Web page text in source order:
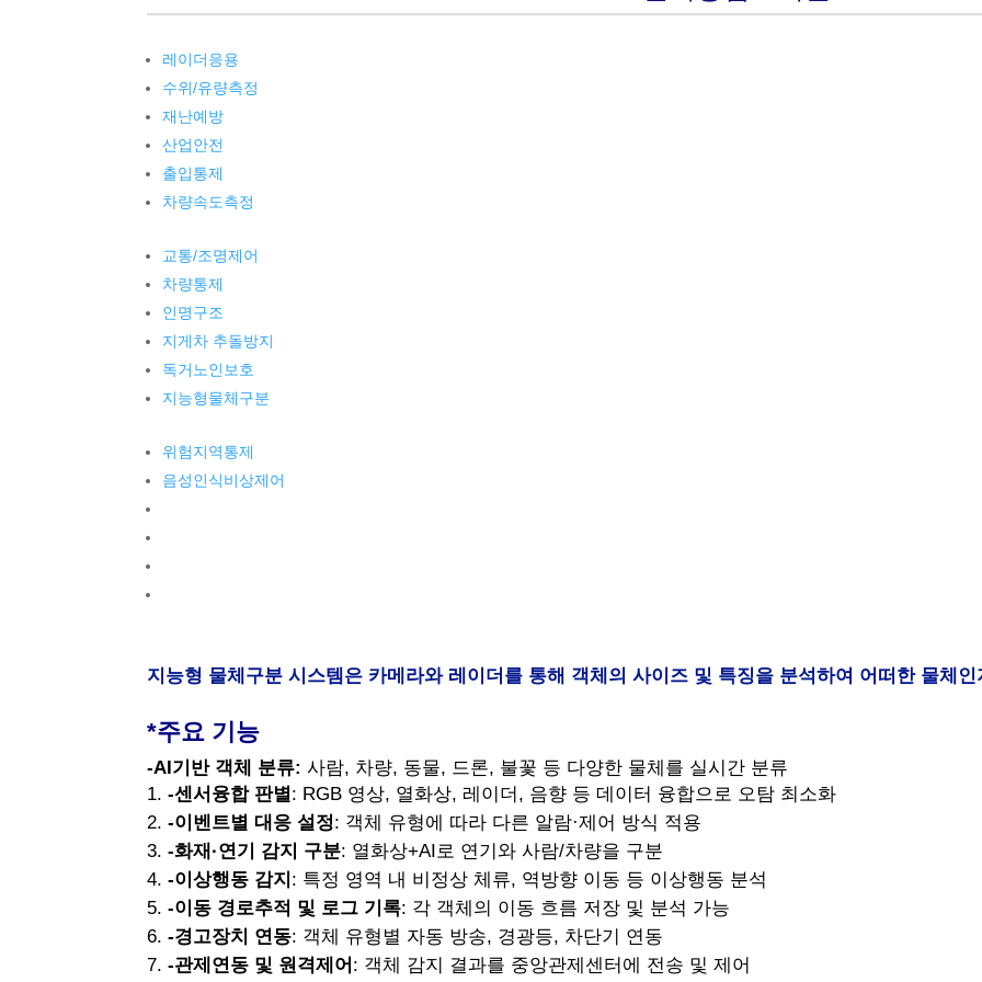
레이더응용
수위/유량측정
재난예방
산업안전
출입통제
차량속도측정
교통/조명제어
차량통제
인명구조
지게차 추돌방지
독거노인보호
지능형물체구분
위험지역통제
음성인식비상제어
지능형 물체구분 시스템은 카메라와 레이더를 통해 객체의 사이즈 및 특징을 분석하여 어떠한 물체
*주요 기능
-AI기반 객체 분류:사람, 차량, 동물, 드론, 불꽃 등 다양한 물체를 실시간 분류
-센서융합 판별: RGB 영상, 열화상, 레이더, 음향 등 데이터 융합으로 오탐 최소화
-이벤트별 대응 설정: 객체 유형에 따라 다른 알람·제어 방식 적용
-화재·연기 감지 구분: 열화상+AI로 연기와 사람/차량을 구분
-이상행동 감지 : 특정 영역 내 비정상 체류, 역방향 이동 등 이상행동 분석
-이동 경로추적 및 로그 기록: 각 객체의 이동 흐름 저장 및 분석 가능
-경고장치 연동: 객체 유형별 자동 방송, 경광등, 차단기 연동
-관제연동 및 원격제어 : 객체 감지 결과를 중앙관제센터에 전송 및 제어